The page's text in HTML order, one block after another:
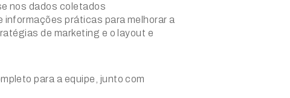
nos dados coletados
informações práticas para melhorar a
de marketing e o layout e
para a equipe, junto com